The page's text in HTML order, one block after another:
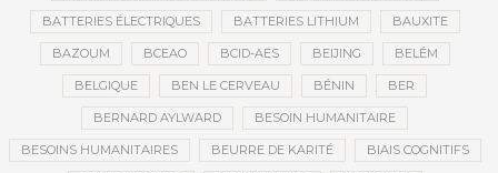
BATTERIES ÉLECTRIQUES BATTERIES LITHIUM BAUXITE
BAZOUM BCEAO BCID-AES BEIJING BELÉM
BELGIQUE BEN LE CERVEAU BÉNIN BER
BERNARD AYLWARD BESOIN HUMANITAIRE
BESOINS HUMANITAIRES BEURRE DE KARITÉ BIAIS COGNITIFS